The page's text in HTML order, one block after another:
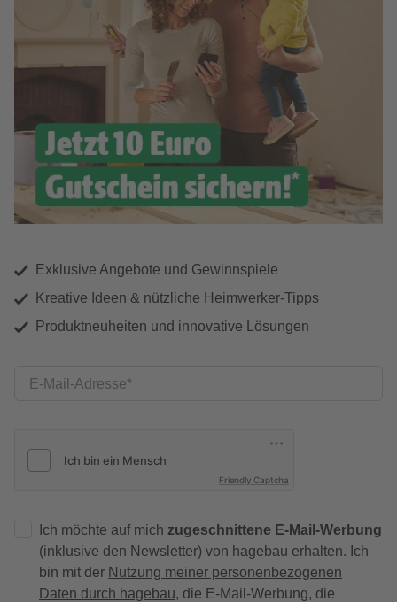
Exklusive Angebote und Gewinnspiele
Kreative Ideen & nützliche Heimwerker-Tipps
Produktneuheiten und innovative Lösungen
E-Mail-Adresse
Friendly Captcha
Ich möchte auf mich zugeschnittene E-Mail-Werbung
(inklusive den Newsletter) von hagebau erhalten. Ich
bin mit der Nutzung meiner personenbezogenen
Daten durch hagebau, die E-Mail-Werbung, die